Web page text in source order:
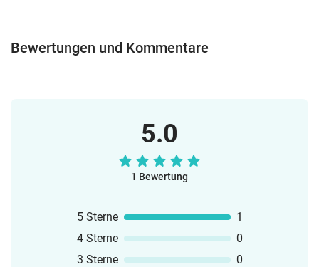
Bewertungen und Kommentare
5.0
1 Bewertung
5 Sterne
1
4 Sterne
0
3 Sterne
0